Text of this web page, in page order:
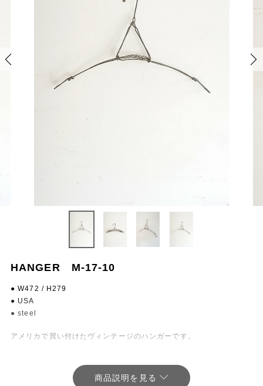
HANGER M-17-10
● W472 / H279
● USA
● steel
アメリカで買い付けたヴィンテージのハンガーです。
ラフに折り曲げられたワイヤーが愛着を感じます。